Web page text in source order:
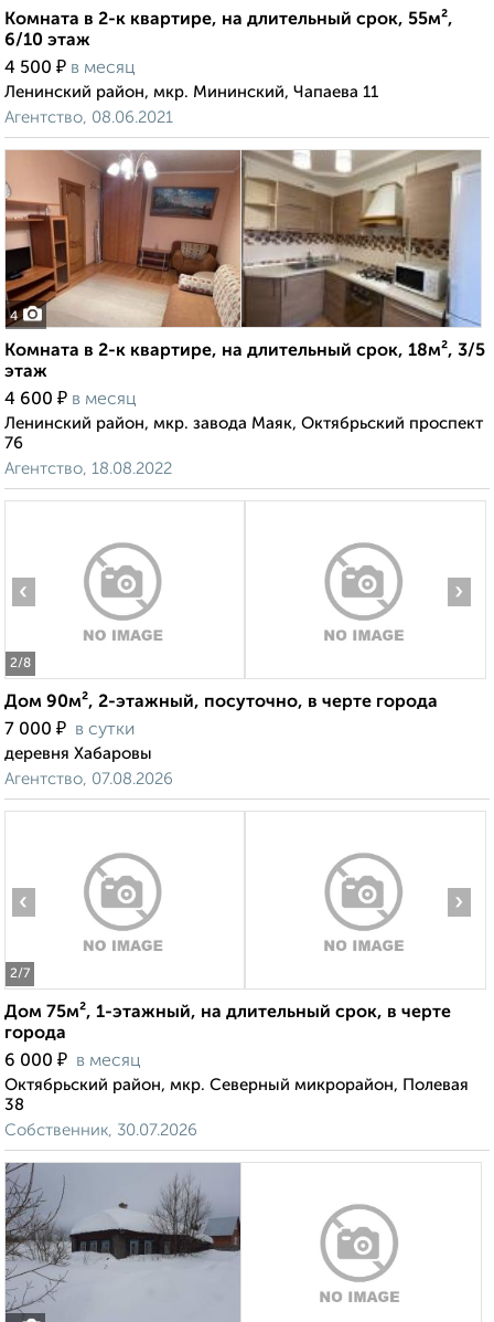
Комната в 2-к квартире, на длительный срок, 55м²,
6/10 этаж
4 500 ₽ в месяц
Ленинский район, мкр. Мининский, Чапаева 11
Агентство, 08.06.2021
4
Комната в 2-к квартире, на длительный срок, 18м², 3/5
этаж
4 600 ₽ в месяц
Ленинский район, мкр. завода Маяк, Октябрьский проспект
76
Агентство, 18.08.2022
2/8
‹ ›
Дом 90м², 2-этажный, посуточно, в черте города
7 000 ₽ в сутки
деревня Хабаровы
Агентство, 07.08.2026
2/7
‹ ›
Дом 75м², 1-этажный, на длительный срок, в черте
города
6 000 ₽ в месяц
Октябрьский район, мкр. Северный микрорайон, Полевая
38
Собственник, 30.07.2026